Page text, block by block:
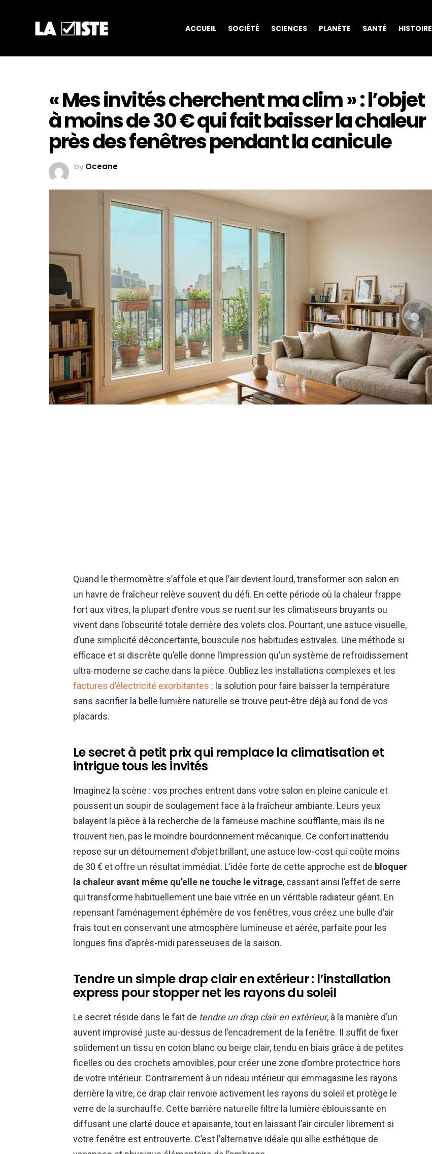
ACCUEIL SOCIÉTÉ SCIENCES PLANÈTE SANTÉ HISTOIRE
« Mes invités cherchent ma clim » : l’objet
à moins de 30 € qui fait baisser la chaleur
près des fenêtres pendant la canicule
by Oceane
Quand le thermomètre s’affole et que l’air devient lourd, transformer son salon en
un havre de fraîcheur relève souvent du défi. En cette période où la chaleur frappe
fort aux vitres, la plupart d’entre vous se ruent sur les climatiseurs bruyants ou
vivent dans l’obscurité totale derrière des volets clos. Pourtant, une astuce visuelle,
d’une simplicité déconcertante, bouscule nos habitudes estivales. Une méthode si
efficace et si discrète qu’elle donne l’impression qu’un système de refroidissement
ultra-moderne se cache dans la pièce. Oubliez les installations complexes et les
factures d’électricité exorbitantes : la solution pour faire baisser la température
sans sacrifier la belle lumière naturelle se trouve peut-être déjà au fond de vos
placards.
Le secret à petit prix qui remplace la climatisation et
intrigue tous les invités
Imaginez la scène : vos proches entrent dans votre salon en pleine canicule et
poussent un soupir de soulagement face à la fraîcheur ambiante. Leurs yeux
balayent la pièce à la recherche de la fameuse machine soufflante, mais ils ne
trouvent rien, pas le moindre bourdonnement mécanique. Ce confort inattendu
repose sur un détournement d’objet brillant, une astuce low-cost qui coûte moins
de 30 € et offre un résultat immédiat. L’idée forte de cette approche est de bloquer
la chaleur avant même qu’elle ne touche le vitrage, cassant ainsi l’effet de serre
qui transforme habituellement une baie vitrée en un véritable radiateur géant. En
repensant l’aménagement éphémère de vos fenêtres, vous créez une bulle d’air
frais tout en conservant une atmosphère lumineuse et aérée, parfaite pour les
longues fins d’après-midi paresseuses de la saison.
Tendre un simple drap clair en extérieur : l’installation
express pour stopper net les rayons du soleil
Le secret réside dans le fait de tendre un drap clair en extérieur, à la manière d’un
auvent improvisé juste au-dessus de l’encadrement de la fenêtre. Il suffit de fixer
solidement un tissu en coton blanc ou beige clair, tendu en biais grâce à de petites
ficelles ou des crochets amovibles, pour créer une zone d’ombre protectrice hors
de votre intérieur. Contrairement à un rideau intérieur qui emmagasine les rayons
derrière la vitre, ce drap clair renvoie activement les rayons du soleil et protège le
verre de la surchauffe. Cette barrière naturelle filtre la lumière éblouissante en
diffusant une clarté douce et apaisante, tout en laissant l’air circuler librement si
votre fenêtre est entrouverte. C’est l’alternative idéale qui allie esthétique de